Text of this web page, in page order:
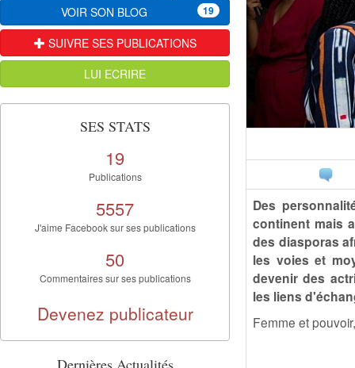
Des
continent mais
des diasporas
les voies et
devenir des
les liens
Femme et
VOIR SON BLOG 19
SUIVRE SES PUBLICATIONS
LUI ECRIRE
SES STATS
19
Publications
5557
J'aime Facebook sur ses publications
50
Commentaires sur ses publications
Devenez publicateur
Dernières Actualités